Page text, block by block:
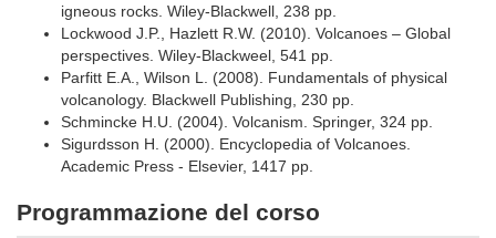
igneous rocks. Wiley-Blackwell, 238 pp.
Lockwood J.P., Hazlett R.W. (2010). Volcanoes – Global
perspectives. Wiley-Blackweel, 541 pp.
Parfitt E.A., Wilson L. (2008). Fundamentals of physical
volcanology. Blackwell Publishing, 230 pp.
Schmincke H.U. (2004). Volcanism. Springer, 324 pp.
Sigurdsson H. (2000). Encyclopedia of Volcanoes.
Academic Press - Elsevier, 1417 pp.
Programmazione del corso